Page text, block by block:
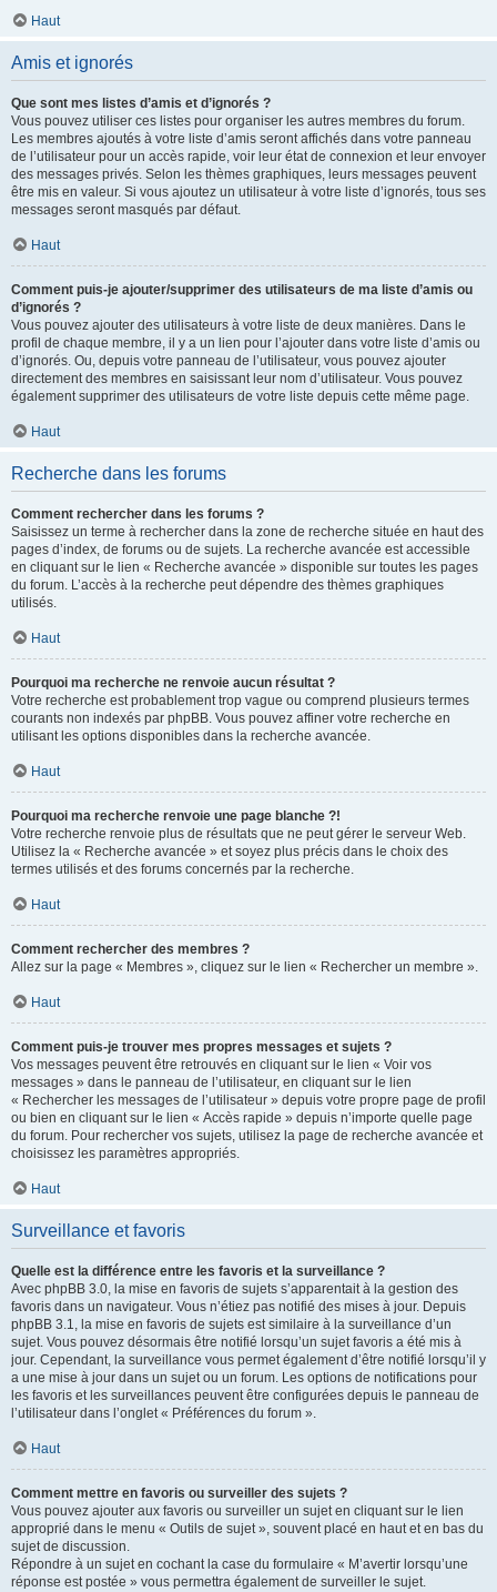
Haut
Amis et ignorés
Que sont mes listes d’amis et d’ignorés ?
Vous pouvez utiliser ces listes pour organiser les autres membres du forum.
Les membres ajoutés à votre liste d’amis seront affichés dans votre panneau
de l’utilisateur pour un accès rapide, voir leur état de connexion et leur envoyer
des messages privés. Selon les thèmes graphiques, leurs messages peuvent
être mis en valeur. Si vous ajoutez un utilisateur à votre liste d’ignorés, tous ses
messages seront masqués par défaut.
Haut
Comment puis-je ajouter/supprimer des utilisateurs de ma liste d’amis ou
d’ignorés ?
Vous pouvez ajouter des utilisateurs à votre liste de deux manières. Dans le
profil de chaque membre, il y a un lien pour l’ajouter dans votre liste d’amis ou
d’ignorés. Ou, depuis votre panneau de l’utilisateur, vous pouvez ajouter
directement des membres en saisissant leur nom d’utilisateur. Vous pouvez
également supprimer des utilisateurs de votre liste depuis cette même page.
Haut
Recherche dans les forums
Comment rechercher dans les forums ?
Saisissez un terme à rechercher dans la zone de recherche située en haut des
pages d’index, de forums ou de sujets. La recherche avancée est accessible
en cliquant sur le lien « Recherche avancée » disponible sur toutes les pages
du forum. L’accès à la recherche peut dépendre des thèmes graphiques
utilisés.
Haut
Pourquoi ma recherche ne renvoie aucun résultat ?
Votre recherche est probablement trop vague ou comprend plusieurs termes
courants non indexés par phpBB. Vous pouvez affiner votre recherche en
utilisant les options disponibles dans la recherche avancée.
Haut
Pourquoi ma recherche renvoie une page blanche ?!
Votre recherche renvoie plus de résultats que ne peut gérer le serveur Web.
Utilisez la « Recherche avancée » et soyez plus précis dans le choix des
termes utilisés et des forums concernés par la recherche.
Haut
Comment rechercher des membres ?
Allez sur la page « Membres », cliquez sur le lien « Rechercher un membre ».
Haut
Comment puis-je trouver mes propres messages et sujets ?
Vos messages peuvent être retrouvés en cliquant sur le lien « Voir vos
messages » dans le panneau de l’utilisateur, en cliquant sur le lien
« Rechercher les messages de l’utilisateur » depuis votre propre page de profil
ou bien en cliquant sur le lien « Accès rapide » depuis n’importe quelle page
du forum. Pour rechercher vos sujets, utilisez la page de recherche avancée et
choisissez les paramètres appropriés.
Haut
Surveillance et favoris
Quelle est la différence entre les favoris et la surveillance ?
Avec phpBB 3.0, la mise en favoris de sujets s’apparentait à la gestion des
favoris dans un navigateur. Vous n’étiez pas notifié des mises à jour. Depuis
phpBB 3.1, la mise en favoris de sujets est similaire à la surveillance d’un
sujet. Vous pouvez désormais être notifié lorsqu’un sujet favoris a été mis à
jour. Cependant, la surveillance vous permet également d’être notifié lorsqu’il y
a une mise à jour dans un sujet ou un forum. Les options de notifications pour
les favoris et les surveillances peuvent être configurées depuis le panneau de
l’utilisateur dans l’onglet « Préférences du forum ».
Haut
Comment mettre en favoris ou surveiller des sujets ?
Vous pouvez ajouter aux favoris ou surveiller un sujet en cliquant sur le lien
approprié dans le menu « Outils de sujet », souvent placé en haut et en bas du
sujet de discussion.
Répondre à un sujet en cochant la case du formulaire « M’avertir lorsqu’une
réponse est postée » vous permettra également de surveiller le sujet.